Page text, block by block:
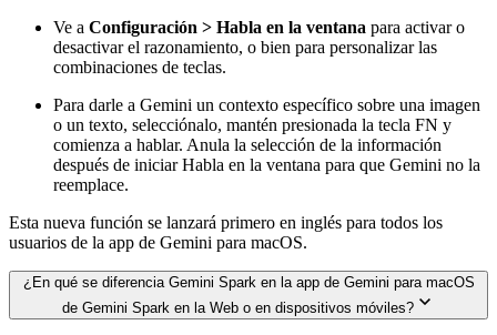
Ve a Configuración > Habla en la ventana para activar o
desactivar el razonamiento, o bien para personalizar las
combinaciones de teclas.
Para darle a Gemini un contexto específico sobre una imagen
o un texto, selecciónalo, mantén presionada la tecla FN y
comienza a hablar. Anula la selección de la información
después de iniciar Habla en la ventana para que Gemini no la
reemplace.
Esta nueva función se lanzará primero en inglés para todos los
usuarios de la app de Gemini para macOS.
¿En qué se diferencia Gemini Spark en la app de Gemini para macOS
de Gemini Spark en la Web o en dispositivos móviles?